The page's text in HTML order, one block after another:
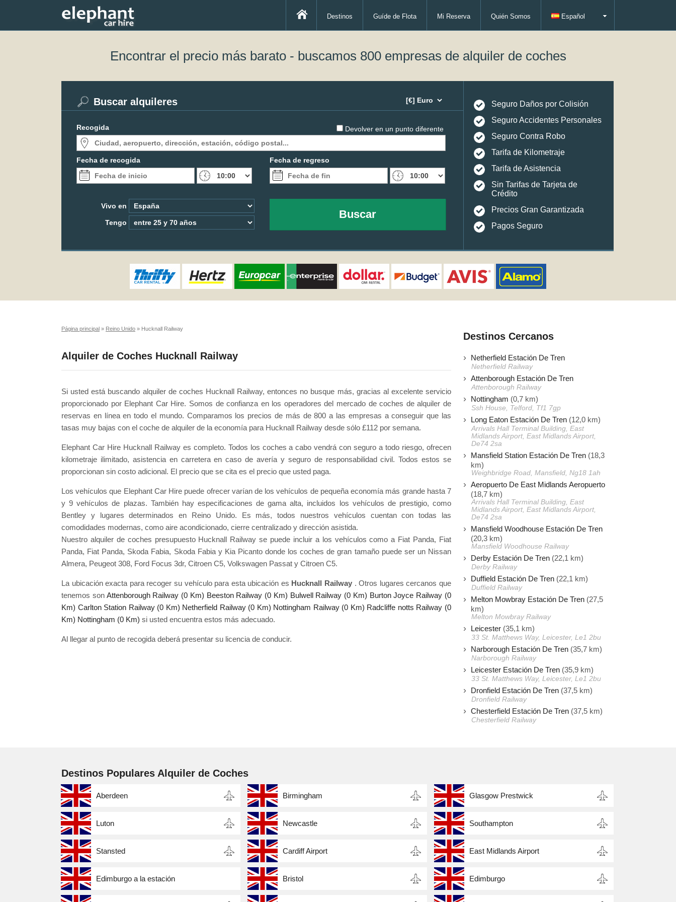
Destinos Guíde de Flota Mi Reserva Quién Somos Español
Encontrar el precio más barato - buscamos 800 empresas de alquiler de coches
Devolver en un punto diferente
Buscar alquileres
Recogida
Fecha de recogida Fecha de regreso
Vivo en
Tengo
Buscar
Seguro Daños por Colisión
Seguro Accidentes Personales
Seguro Contra Robo
Tarifa de Kilometraje
Tarifa de Asistencia
Sin Tarifas de Tarjeta de
Crédito
Precios Gran Garantizada
Pagos Seguro
Página principal » Reino Unido » Hucknall Railway
Alquiler de Coches Hucknall Railway
Si usted está buscando alquiler de coches Hucknall Railway, entonces no busque más, gracias al excelente servicio
proporcionado por Elephant Car Hire. Somos de confianza en los operadores del mercado de coches de alquiler de
reservas en línea en todo el mundo. Comparamos los precios de más de 800 a las empresas a conseguir que las
tasas muy bajas con el coche de alquiler de la economía para Hucknall Railway desde sólo £112 por semana.
Elephant Car Hire Hucknall Railway es completo. Todos los coches a cabo vendrá con seguro a todo riesgo, ofrecen
kilometraje ilimitado, asistencia en carretera en caso de avería y seguro de responsabilidad civil. Todos estos se
proporcionan sin costo adicional. El precio que se cita es el precio que usted paga.
Los vehículos que Elephant Car Hire puede ofrecer varían de los vehículos de pequeña economía más grande hasta 7
y 9 vehículos de plazas. También hay especificaciones de gama alta, incluidos los vehículos de prestigio, como
Bentley y lugares determinados en Reino Unido. Es más, todos nuestros vehículos cuentan con todas las
comodidades modernas, como aire acondicionado, cierre centralizado y dirección asistida.
Nuestro alquiler de coches presupuesto Hucknall Railway se puede incluir a los vehículos como a Fiat Panda, Fiat
Panda, Fiat Panda, Skoda Fabia, Skoda Fabia y Kia Picanto donde los coches de gran tamaño puede ser un Nissan
Almera, Peugeot 308, Ford Focus 3dr, Citroen C5, Volkswagen Passat y Citroen C5.
La ubicación exacta para recoger su vehículo para esta ubicación es Hucknall Railway . Otros lugares cercanos que
tenemos son Attenborough Railway (0 Km) Beeston Railway (0 Km) Bulwell Railway (0 Km) Burton Joyce Railway (0
Km) Carlton Station Railway (0 Km) Netherfield Railway (0 Km) Nottingham Railway (0 Km) Radcliffe notts Railway (0
Km) Nottingham (0 Km) si usted encuentra estos más adecuado.
Al llegar al punto de recogida deberá presentar su licencia de conducir.
Destinos Cercanos
Netherfield Estación De Tren
Netherfield Railway
Attenborough Estación De Tren
Attenborough Railway
Nottingham (0,7 km)
Ssh House, Telford, Tf1 7gp
Long Eaton Estación De Tren (12,0 km)
Arrivals Hall Terminal Building, East
Midlands Airport, East Midlands Airport,
De74 2sa
Mansfield Station Estación De Tren (18,3
km)
Weighbridge Road, Mansfield, Ng18 1ah
Aeropuerto De East Midlands Aeropuerto
(18,7 km)
Arrivals Hall Terminal Building, East
Midlands Airport, East Midlands Airport,
De74 2sa
Mansfield Woodhouse Estación De Tren
(20,3 km)
Mansfield Woodhouse Railway
Derby Estación De Tren (22,1 km)
Derby Railway
Duffield Estación De Tren (22,1 km)
Duffield Railway
Melton Mowbray Estación De Tren (27,5
km)
Melton Mowbray Railway
Leicester (35,1 km)
33 St. Matthews Way, Leicester, Le1 2bu
Narborough Estación De Tren (35,7 km)
Narborough Railway
Leicester Estación De Tren (35,9 km)
33 St. Matthews Way, Leicester, Le1 2bu
Dronfield Estación De Tren (37,5 km)
Dronfield Railway
Chesterfield Estación De Tren (37,5 km)
Chesterfield Railway
Destinos Populares Alquiler de Coches
Aberdeen Birmingham Glasgow Prestwick
Luton Newcastle Southampton
Stansted Cardiff Airport East Midlands Airport
Edimburgo a la estación Bristol Edimburgo